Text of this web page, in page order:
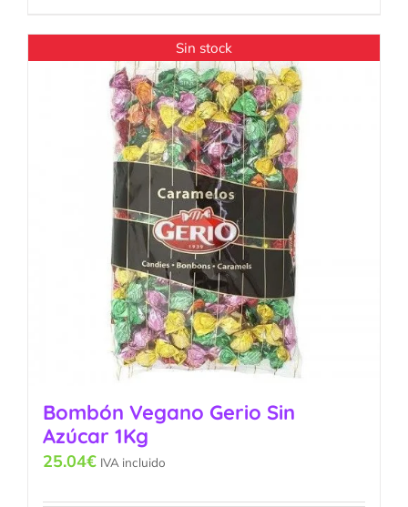
Sin stock
Bombón Vegano Gerio Sin
Azúcar 1Kg
25.04€ IVA incluido